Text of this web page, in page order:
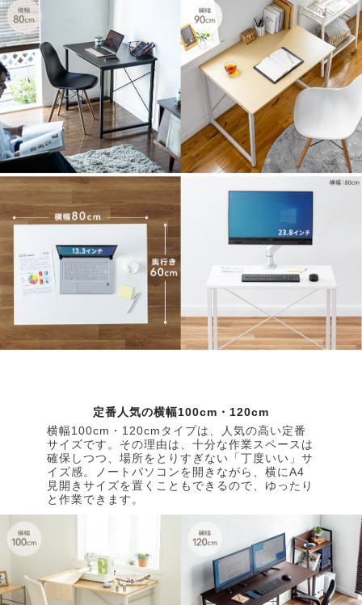
定番人気の横幅100cm・120cm
横幅100cm・120cmタイプは、人気の高い定番
サイズです。その理由は、十分な作業スペースは
確保しつつ、場所をとりすぎない「丁度いい」サ
イズ感。ノートパソコンを開きながら、横にA4
見開きサイズを置くこともできるので、ゆったり
と作業できます。